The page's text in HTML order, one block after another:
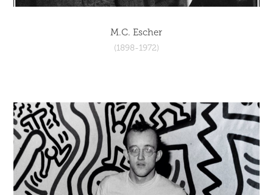
M.C. Escher
(1898-1972)